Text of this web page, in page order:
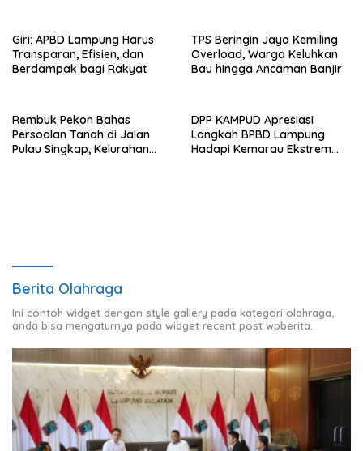
Giri: APBD Lampung Harus
Transparan, Efisien, dan
Berdampak bagi Rakyat
TPS Beringin Jaya Kemiling
Overload, Warga Keluhkan
Bau hingga Ancaman Banjir
Rembuk Pekon Bahas
Persoalan Tanah di Jalan
Pulau Singkap, Kelurahan
DPP KAMPUD Apresiasi
Langkah BPBD Lampung
Hadapi Kemarau Ekstrem
Berita Olahraga
Ini contoh widget dengan style gallery pada kategori olahraga,
anda bisa mengaturnya pada widget recent post wpberita.